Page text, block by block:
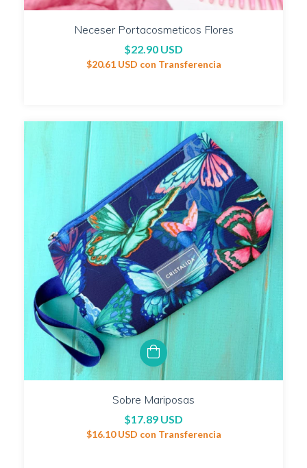
Neceser Portacosmeticos Flores
$22.90 USD
$20.61 USD con Transferencia
Sobre Mariposas
$17.89 USD
$16.10 USD con Transferencia